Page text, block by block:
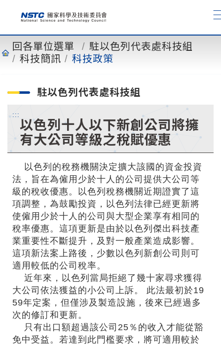
容 回各單位選單
駐以色列代表處科技組
科技簡訊
科技政策
駐以色列代表處科技組
:::
以色列十人以下新創公司將擁
有大公司等級之稅賦優惠
以色列的稅務機關決定擴大該國的資金投資
法，旨在為僱用少於十人的公司提供大公司等
級的稅收優惠。以色列稅務機關近期證實了這
項調整，為鼓勵投資，以色列法律已經更新將
使僱用少於十人的公司與大型企業享有相同的
稅率優惠。這項更新是由於以色列傑出科技產
業重要性不斷提升，及對一般產業造成影響。
這項新法案上路後，少數以色列新創公司則可
適用較低的公司稅率。
近年來，以色列當局拒絕了幾十家尋求獲得
大公司依法獲益的小公司上訴。 此法最初於19
59年定案，但僅涉及製造設施，後來已經過多
次的修訂和更新。
只有出口額超過該公司25％的收入才能從豁
免中受益。若達到此門檻要求，將可適用較於